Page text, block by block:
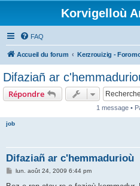
Korvigelloù
FAQ
Accueil du forum
Difaziañ ar
Répondre
1 message •
job
Difaziañ ar c'hemmadurioù
M
s
lun. août 24, 2009 6:44 pm